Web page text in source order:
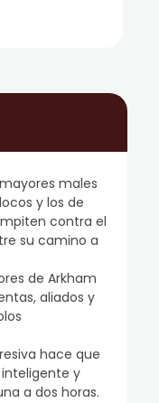
males
y los de
contra el
su camino a
de Arkham
aliados y
hace que
y
a dos horas.